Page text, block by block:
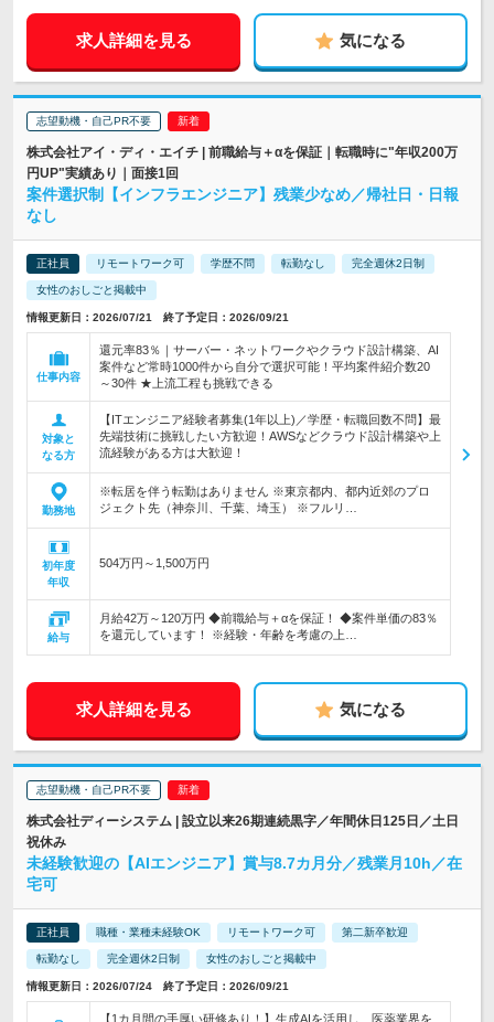
求人詳細を見る 気になる
志望動機・自己PR不要
株式会社アイ・ディ・エイチ | 前職給与＋αを保証｜転職時に"年収200万
円UP"実績あり｜面接1回
案件選択制【インフラエンジニア】残業少なめ／帰社日・日報
なし
正社員 リモートワーク可 学歴不問 転勤なし 完全週休2日制
女性のおしごと掲載中
情報更新日：2026/07/21 終了予定日：2026/09/21
仕事内容
還元率83％｜サーバー・ネットワークやクラウド設計構築、AI
案件など常時1000件から自分で選択可能！平均案件紹介数20
～30件 ★上流工程も挑戦できる
対象と
なる方
【ITエンジニア経験者募集(1年以上)／学歴・転職回数不問】最
先端技術に挑戦したい方歓迎！AWSなどクラウド設計構築や上
流経験がある方は大歓迎！
勤務地
※転居を伴う転勤はありません ※東京都内、都内近郊のプロ
ジェクト先（神奈川、千葉、埼玉） ※フルリ…
初年度
年収
504万円～1,500万円
給与
月給42万～120万円 ◆前職給与＋αを保証！ ◆案件単価の83％
を還元しています！ ※経験・年齢を考慮の上…
求人詳細を見る 気になる
志望動機・自己PR不要
株式会社ディーシステム | 設立以来26期連続黒字／年間休日125日／土日
祝休み
未経験歓迎の【AIエンジニア】賞与8.7カ月分／残業月10h／在
宅可
正社員 職種・業種未経験OK リモートワーク可 第二新卒歓迎
転勤なし 完全週休2日制 女性のおしごと掲載中
情報更新日：2026/07/24 終了予定日：2026/09/21
【1カ月間の手厚い研修あり！】生成AIを活用し、医薬業界を